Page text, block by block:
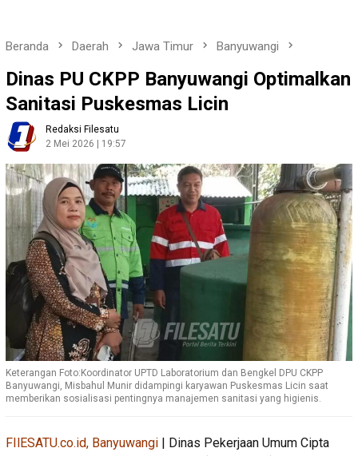
Beranda Daerah Jawa Timur Banyuwangi
Dinas PU CKPP Banyuwangi Optimalkan
Sanitasi Puskesmas Licin
Redaksi Filesatu
2 Mei 2026 | 19:57
Keterangan Foto:Koordinator UPTD Laboratorium dan Bengkel DPU CKPP
Banyuwangi, Misbahul Munir didampingi karyawan Puskesmas Licin saat
memberikan sosialisasi pentingnya manajemen sanitasi yang higienis.
FIlESATU.co.id, Banyuwangi | Dinas Pekerjaan Umum Cipta